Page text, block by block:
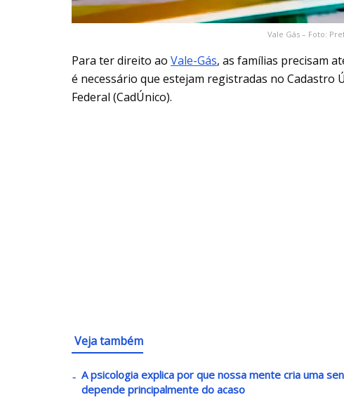
Vale Gás – Foto:
Para ter direito ao Vale-Gás, as famílias precisam
é necessário que estejam registradas no Cadastro
Federal (CadÚnico).
Veja também
A psicologia explica por que nossa mente cria uma
depende principalmente do acaso